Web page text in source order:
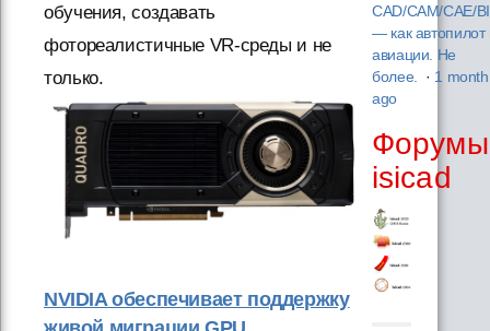
обучения, создавать
фотореалистичные VR-среды и не
только.
NVIDIA обеспечивает поддержку
CAD/CAM/CAE/
— как автопилот
авиации. Не
более. · 1 month
ago
Форумы
isicad